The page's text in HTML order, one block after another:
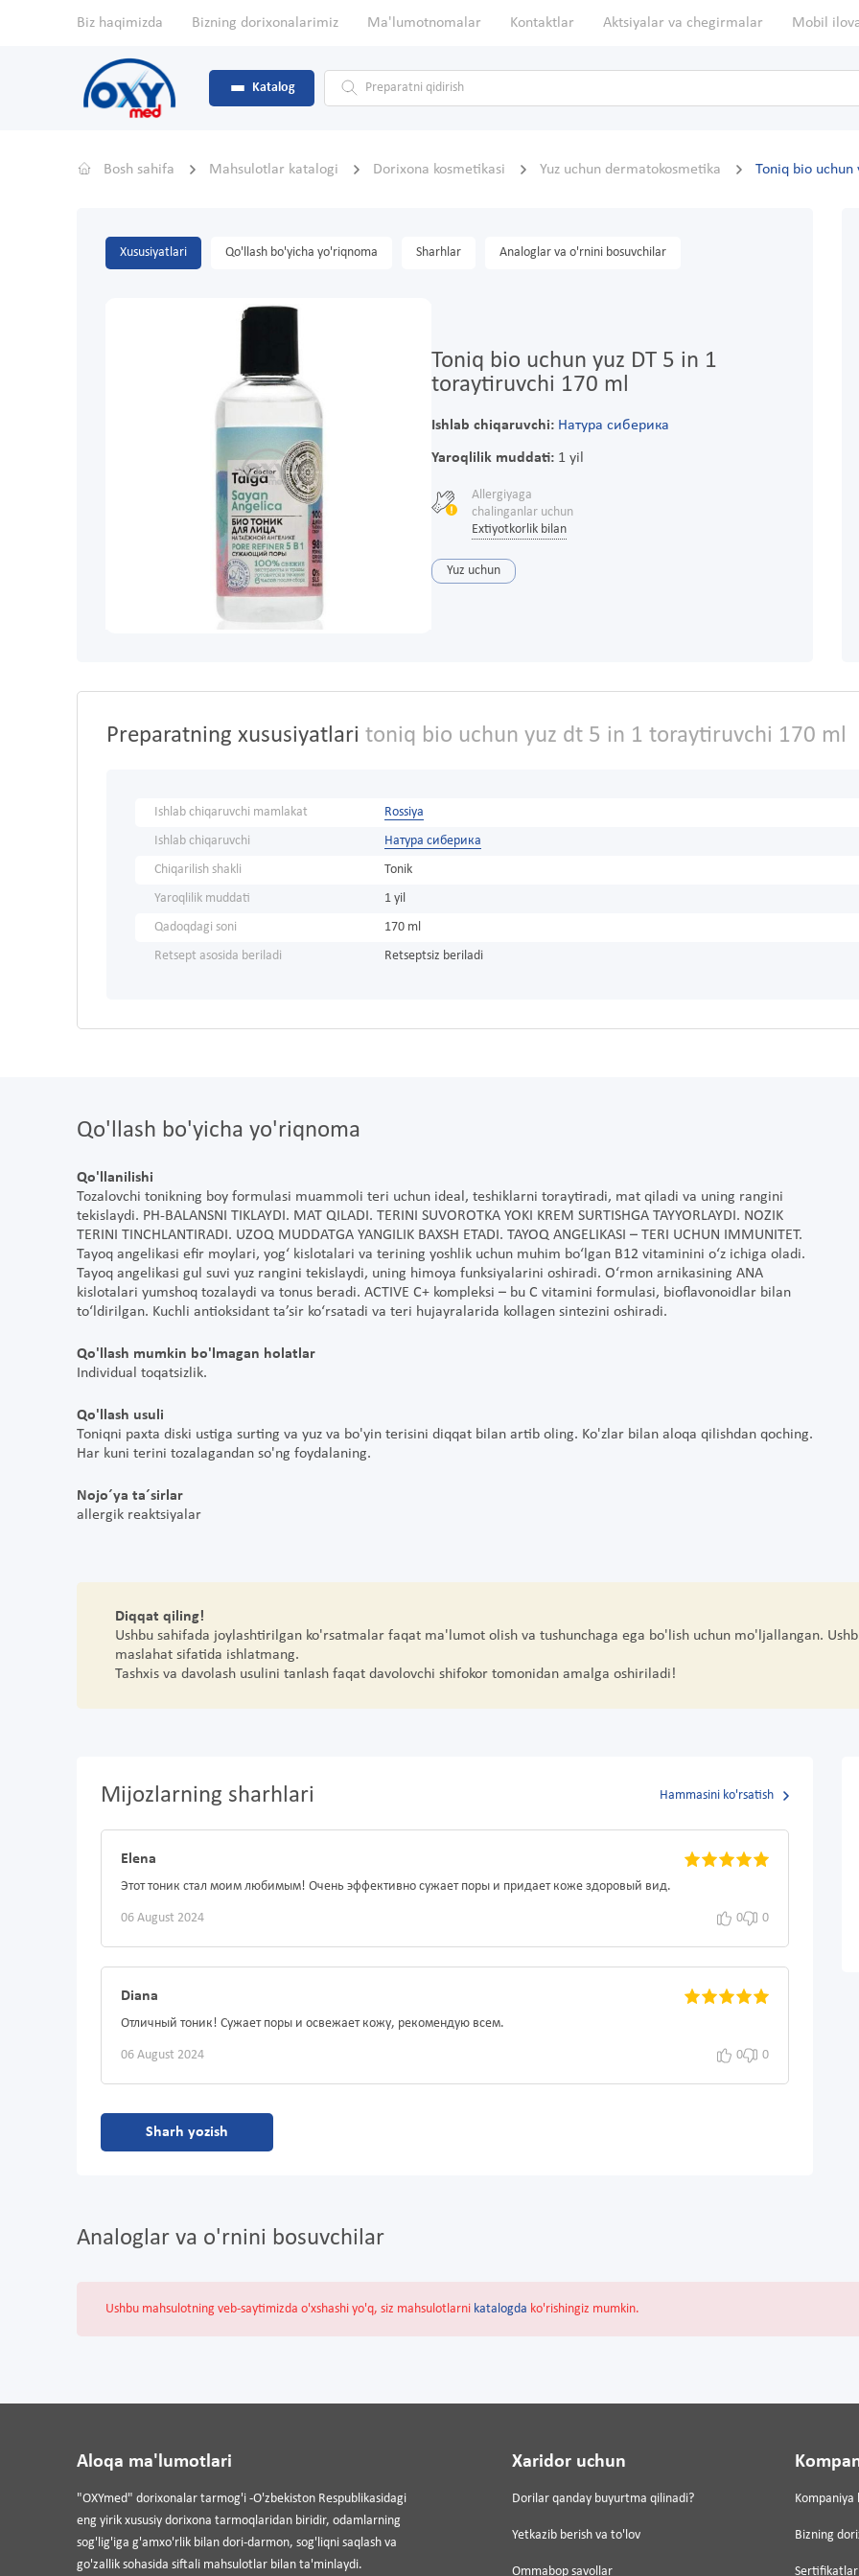
Biz haqimizda Bizning dorixonalarimiz Ma'lumotnomalar Kontaktlar Aktsiyalar va chegirmalar Mobil
Katalog
Bosh sahifa Mahsulotlar katalogi Dorixona kosmetikasi Yuz uchun dermatokosmetika Toniq bio
Xususiyatlari Qo'llash bo'yicha yo'riqnoma Sharhlar Analoglar va o'rnini bosuvchilar
Toniq bio uchun yuz DT 5 in 1
toraytiruvchi 170 ml
Ishlab chiqaruvchi: Натура сиберика
Yaroqlilik muddati:1 yil
Allergiyaga
chalinganlar uchun
Extiyotkorlik bilan
Yuz uchun
Preparatning xususiyatlari toniq bio uchun yuz dt 5 in 1 toraytiruvchi 170 ml
Ishlab chiqaruvchi mamlakat
Rossiya
Ishlab chiqaruvchi
Натура сиберика
Chiqarilish shakli
Tonik
Yaroqlilik muddati
1 yil
Qadoqdagi soni
170 ml
Retsept asosida beriladi
Retseptsiz beriladi
Qo'llash bo'yicha yo'riqnoma
Qo'llanilishi
Tozalovchi tonikning boy formulasi muammoli teri uchun ideal, teshiklarni toraytiradi, mat qiladi va uning rangini
tekislaydi. PH-BALANSNI TIKLAYDI. MAT QILADI. TERINI SUVOROTKA YOKI KREM SURTISHGA TAYYORLAYDI. NOZIK
TERINI TINCHLANTIRADI. UZOQ MUDDATGA YANGILIK BAXSH ETADI. TAYOQ ANGELIKASI – TERI UCHUN IMMUNITET.
Tayoq angelikasi efir moylari, yog‘ kislotalari va terining yoshlik uchun muhim bo‘lgan B12 vitaminini o‘z ichiga oladi.
Tayoq angelikasi gul suvi yuz rangini tekislaydi, uning himoya funksiyalarini oshiradi. O‘rmon arnikasining ANA
kislotalari yumshoq tozalaydi va tonus beradi. ACTIVE C+ kompleksi – bu C vitamini formulasi, bioflavonoidlar bilan
to‘ldirilgan. Kuchli antioksidant ta’sir ko‘rsatadi va teri hujayralarida kollagen sintezini oshiradi.
Qo'llash mumkin bo'lmagan holatlar
Individual toqatsizlik.
Qo'llash usuli
Toniqni paxta diski ustiga surting va yuz va bo'yin terisini diqqat bilan artib oling. Ko'zlar bilan aloqa qilishdan qoching.
Har kuni terini tozalagandan so'ng foydalaning.
Nojo´ya ta´sirlar
allergik reaktsiyalar
Diqqat qiling!
Ushbu sahifada joylashtirilgan ko'rsatmalar faqat ma'lumot olish va tushunchaga ega bo'lish uchun mo'ljallangan.
maslahat sifatida ishlatmang.
Tashxis va davolash usulini tanlash faqat davolovchi shifokor tomonidan amalga oshiriladi!
Mijozlarning sharhlari Hammasini ko'rsatish
Elena
Этот тоник стал моим любимым! Очень эффективно сужает поры и придает коже здоровый вид.
06 August 2024 0 0
Diana
Отличный тоник! Сужает поры и освежает кожу, рекомендую всем.
06 August 2024 0 0
Sharh yozish
Analoglar va o'rnini bosuvchilar
Ushbu mahsulotning veb-saytimizda o'xshashi yo'q, siz mahsulotlarni katalogda ko'rishingiz mumkin.
Aloqa ma'lumotlari
"OXYmed" dorixonalar tarmog'i -O'zbekiston Respublikasidagi
eng yirik xususiy dorixona tarmoqlaridan biridir, odamlarning
sog'lig'iga g'amxo'rlik bilan dori-darmon, sog'liqni saqlash va
go'zallik sohasida siftali mahsulotlar bilan ta'minlaydi.
Xaridor uchun
Dorilar qanday buyurtma qilinadi?
Yetkazib berish va to'lov
Ommabop savollar
Kompaniya
Bizning
Sertifikatlar